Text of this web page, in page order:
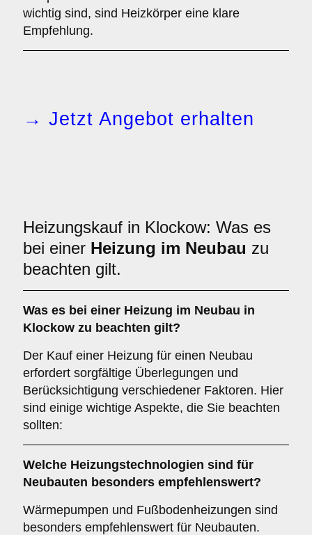
wichtig sind, sind Heizkörper eine klare
Empfehlung.
→ Jetzt Angebot erhalten
Heizungskauf in Klockow: Was es
bei einer Heizung im Neubau zu
beachten gilt.
Was es bei einer Heizung im Neubau in
Klockow zu beachten gilt?
Der Kauf einer Heizung für einen Neubau
erfordert sorgfältige Überlegungen und
Berücksichtigung verschiedener Faktoren. Hier
sind einige wichtige Aspekte, die Sie beachten
sollten:
Welche Heizungstechnologien sind für
Neubauten besonders empfehlenswert?
Wärmepumpen und Fußbodenheizungen sind
besonders empfehlenswert für Neubauten.